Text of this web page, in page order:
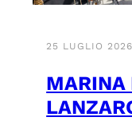
25 LUGLIO 2026
MARINA